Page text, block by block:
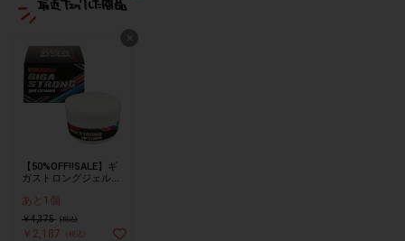
×
【50%OFF!!SALE】ギ
ガストロングジェルク
あと1個
￥4,375 (税込)
￥2,187 (税込)